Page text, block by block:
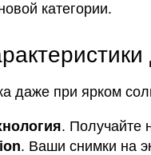
категории.
даже при ярком
. Получайте
. Ваши снимки на